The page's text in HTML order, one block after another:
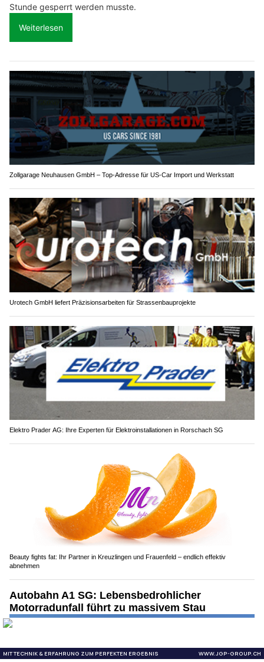
Stunde gesperrt werden musste.
Weiterlesen
Zollgarage Neuhausen GmbH – Top-Adresse für US-Car Import und Werkstatt
Urotech GmbH liefert Präzisionsarbeiten für Strassenbauprojekte
Elektro Prader AG: Ihre Experten für Elektroinstallationen in Rorschach SG
Beauty fights fat: Ihr Partner in Kreuzlingen und Frauenfeld – endlich effektiv
abnehmen
Autobahn A1 SG: Lebensbedrohlicher
Motorradunfall führt zu massivem Stau